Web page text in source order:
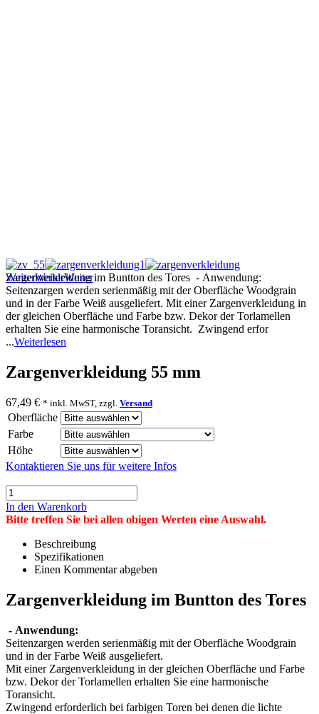
WeiterWeiterWeiter
Zargenverkleidung im Buntton des Tores - Anwendung:
Seitenzargen werden serienmäßig mit der Oberfläche Woodgrain
und in der Farbe Weiß ausgeliefert. Mit einer Zargenverkleidung in
der gleichen Oberfläche und Farbe bzw. Dekor der Torlamellen
erhalten Sie eine harmonische Toransicht. Zwingend erfor
...Weiterlesen
Zargenverkleidung 55 mm
67,49 € * inkl. MwST, zzgl. Versand
Oberfläche
Farbe
Höhe
Kontaktieren Sie uns für weitere Infos
In den Warenkorb
Bitte treffen Sie bei allen obigen Werten eine Auswahl.
Beschreibung
Spezifikationen
Einen Kommentar abgeben
Zargenverkleidung im Buntton des Tores
- Anwendung:
Seitenzargen werden serienmäßig mit der Oberfläche Woodgrain
und in der Farbe Weiß ausgeliefert.
Mit einer Zargenverkleidung in der gleichen Oberfläche und Farbe
bzw. Dekor der Torlamellen erhalten Sie eine harmonische
Toransicht.
Zwingend erforderlich bei farbigen Toren bei denen die lichte